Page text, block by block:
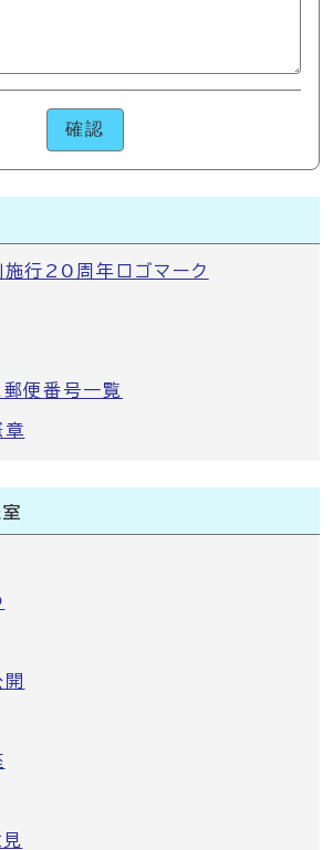
確認
行20周年ロゴマーク
便番号一覧
章